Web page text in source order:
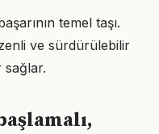
temel taşı.
ve sürdürülebilir
sağlar.